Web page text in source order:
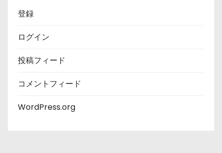
登録
ログイン
投稿フィード
コメントフィード
WordPress.org